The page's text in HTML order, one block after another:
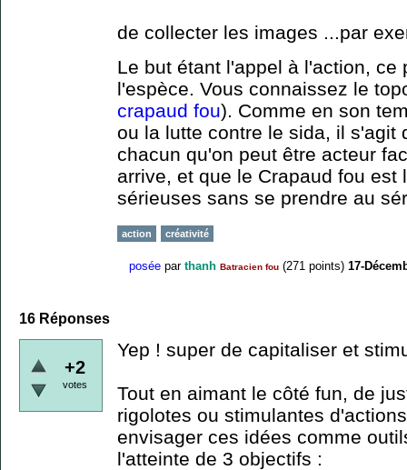
de collecter les images ...par
Le but étant l'appel à l'action, ce
l'espèce. Vous connaissez le
crapaud fou). Comme en son
ou la lutte contre le sida, il s'agit
chacun qu'on peut être acteur
arrive, et que le Crapaud fou est
sérieuses sans se prendre au
action créativité
posée par thanh Batracien fou (271 points) 17-
16 Réponses
+2
votes
Yep ! super de capitaliser et
Tout en aimant le côté fun, de
rigolotes ou stimulantes
envisager ces idées comme
l'atteinte de 3 objectifs :